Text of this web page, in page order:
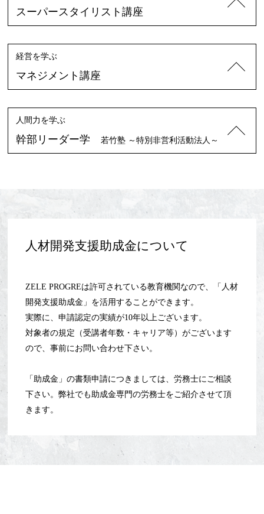
スーパースタイリスト講座
経営を学ぶ
マネジメント講座
人間力を学ぶ
幹部リーダー学若竹塾 ～特別非営利活動法人～
人材開発支援助成金について
ZELE PROGREは許可されている教育機関なので、「人材
開発支援助成金」を活用することができます。
実際に、申請認定の実績が10年以上ございます。
対象者の規定（受講者年数・キャリア等）がございます
ので、事前にお問い合わせ下さい。
「助成金」の書類申請につきましては、労務士にご相談
下さい。弊社でも助成金専門の労務士をご紹介させて頂
きます。